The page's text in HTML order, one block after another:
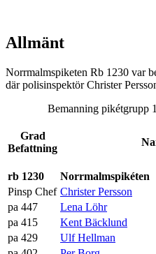
Allmänt
Norrmalmspiketen Rb 1230 var
där polisinspektör Christer
Bemanning pikétgrupp
Grad
Befattning
rb 1230
Norrmalmspikéten
Pinsp Chef Christer Persson
pa 447
Lena Löhr
pa 415
Kent Bäcklund
pa 429
Ulf Hellman